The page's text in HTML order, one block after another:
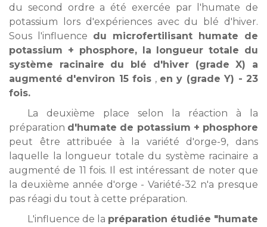
du second ordre a été exercée par l'humate de
potassium lors d'expériences avec du blé d'hiver.
Sous l'influence du microfertilisant humate de
potassium + phosphore, la longueur totale du
système racinaire du blé d'hiver (grade X) a
augmenté d'environ 15 fois , en y (grade Y) - 23
fois.
La deuxième place selon la réaction à la
préparation d'humate de potassium + phosphore
peut être attribuée à la variété d'orge-9, dans
laquelle la longueur totale du système racinaire a
augmenté de 11 fois. Il est intéressant de noter que
la deuxième année d'orge - Variété-32 n'a presque
pas réagi du tout à cette préparation.
L'influence de la préparation étudiée "humate